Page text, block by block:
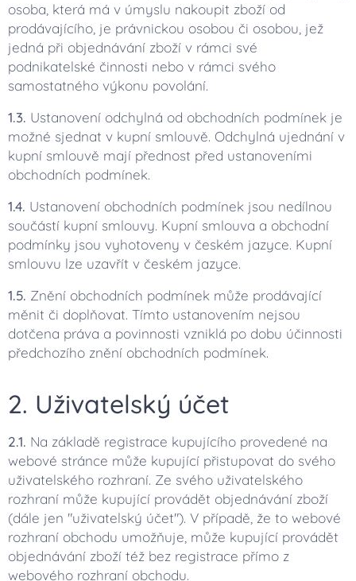
osoba, která má v úmyslu nakoupit zboží od
prodávajícího, je právnickou osobou či osobou, jež
jedná při objednávání zboží v rámci své
podnikatelské činnosti nebo v rámci svého
samostatného výkonu povolání.
1.3. Ustanovení odchylná od obchodních podmínek je
možné sjednat v kupní smlouvě. Odchylná ujednání v
kupní smlouvě mají přednost před ustanoveními
obchodních podmínek.
1.4. Ustanovení obchodních podmínek jsou nedílnou
součástí kupní smlouvy. Kupní smlouva a obchodní
podmínky jsou vyhotoveny v českém jazyce. Kupní
smlouvu lze uzavřít v českém jazyce.
1.5. Znění obchodních podmínek může prodávající
měnit či doplňovat. Tímto ustanovením nejsou
dotčena práva a povinnosti vzniklá po dobu účinnosti
předchozího znění obchodních podmínek.
2. Uživatelský účet
2.1. Na základě registrace kupujícího provedené na
webové stránce může kupující přistupovat do svého
uživatelského rozhraní. Ze svého uživatelského
rozhraní může kupující provádět objednávání zboží
(dále jen "uživatelský účet"). V případě, že to webové
rozhraní obchodu umožňuje, může kupující provádět
objednávání zboží též bez registrace přímo z
webového rozhraní obchodu.